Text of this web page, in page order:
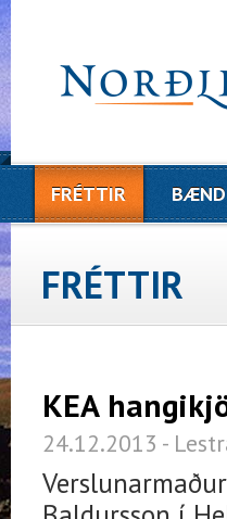
FRÉTTIR
KEA
24.12.2013 -
FRÉTTIR